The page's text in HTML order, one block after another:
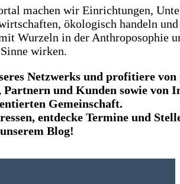
machen wir Einrichtungen,
ökologisch handeln
Wurzeln in der Anthroposophie
wirken.
Netzwerks und profitiere
Partnern und Kunden sowie von
Gemeinschaft.
entdecke Termine und
Blog!